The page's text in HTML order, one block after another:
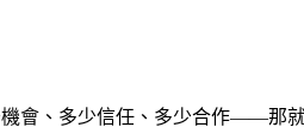
會、多少信任、多少合作——那